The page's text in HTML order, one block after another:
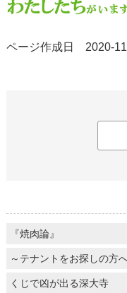
ページ作成日 2020-
『焼肉論』
～テナントをお探しの方
くじで凶が出る深大寺